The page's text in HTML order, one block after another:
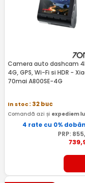
Camera auto dashcam
4G, GPS, Wi-Fi si HDR -
70mai A800SE-4G
In stoc: 32 buc
Comandă azi și expediem
4 rate cu 0%
PRP: 855
739